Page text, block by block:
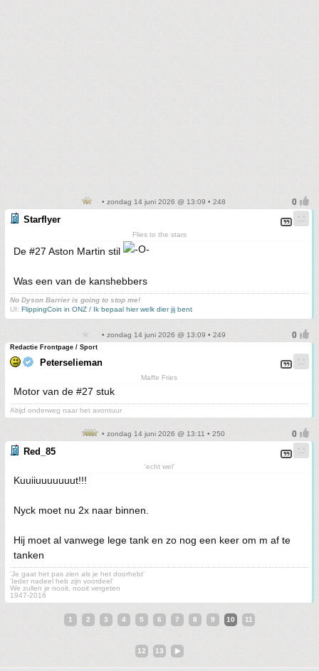
• zondag 14 juni 2026 @ 13:09 • 248
Starflyer
Flies to the stars
De #27 Aston Martin stil
Was een van de kanshebbers
No Dyson Barrier is going to stop me!
UI: FlippingCoin in ONZ / Ik bepaal hier welk dier jij bent
• zondag 14 juni 2026 @ 13:09 • 249
Redactie Frontpage / Sport
Peterselieman
Maffe Fries
Motor van de #27 stuk
Altijd onderweg naar het avontuur
• zondag 14 juni 2026 @ 13:11 • 250
Red_85
'echt wel'
Kuuiiuuuuuuut!!!
Nyck moet nu 2x naar binnen.
Hij moet al vanwege lege tank en zo nog een keer om m af te
tanken
'Je gaat het pas zien als je het doorhebt'
'Ieder nadeel heb zijn voordeel'
We zullen je nooit, nooit vergeten
1947-2016
1 2 3 4 5 6 7 8 9 10 11
12 13